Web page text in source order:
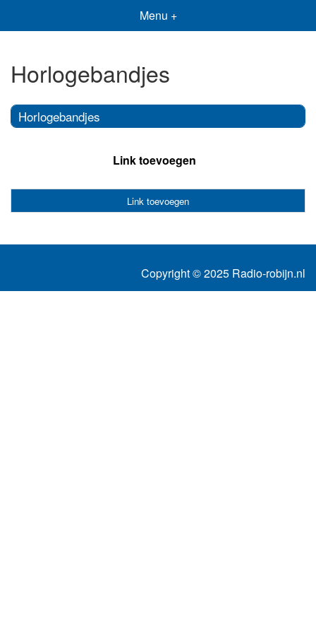
Menu +
Horlogebandjes
Horlogebandjes
Link toevoegen
Link toevoegen
Copyright © 2025 Radio-robijn.nl